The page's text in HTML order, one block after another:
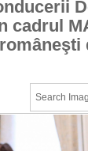
cadrul